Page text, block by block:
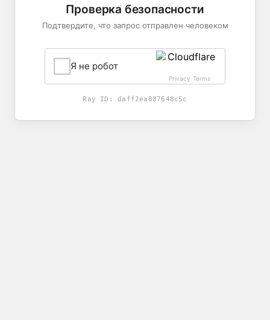
Проверка безопасности
Подтвердите, что запрос отправлен человеком
Я не робот
Privacy-Terms
Ray ID:daff2ea887648c5c